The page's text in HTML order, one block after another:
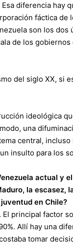
diferencia hay
fáctica de
son los
de los gobiernos
del siglo XX, si
ideológica
una
central,
insulto para los
actual y
la escasez,
en Chile?
principal factor
Allí hay una
tomar